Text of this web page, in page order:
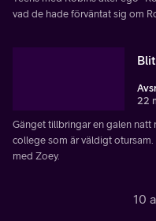
vad de hade förväntat sig om
22
Gänget tillbringar en galen natt
college som är väldigt
med Zoey.
10